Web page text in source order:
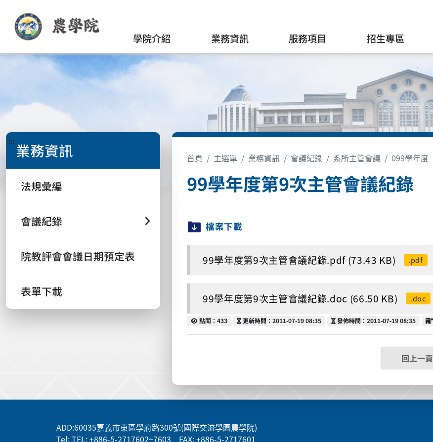
學院介紹 業務資訊 服務項目 招生專區
::: 業務資訊
法規彙編
會議紀錄
院教評會會議日期預定表
表單下載
首頁 主選單 業務資訊 會議紀錄 系所主管會議 099學年度
99學年度第9次主管會議紀錄
檔案下載
99學年度第9次主管會議紀錄.pdf (73.43 KB) .pdf
99學年度第9次主管會議紀錄.doc (66.50 KB) .doc
點閱
點閱：433 更新時間
更新時間：2011-07-19 08:35 發佈時間
發佈時間：2011-07-19 08:35
回上一頁
ADD:60035嘉義市東區學府路300號(國際交流學園農學院)
Tel: TEL: +886-5-2717602~7603 FAX: +886-5-2717601